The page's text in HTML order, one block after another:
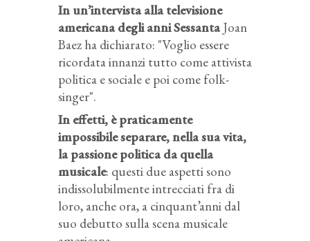
In un’intervista alla televisione
americana degli anni SessantaJoan
Baez ha dichiarato: "Voglio essere
ricordata innanzi tutto come attivista
politica e sociale e poi come folk-
singer".
In effetti, è praticamente
impossibile separare, nella sua vita,
la passione politica da quella
musicale: questi due aspetti sono
indissolubilmente intrecciati fra di
loro, anche ora, a cinquant’anni dal
suo debutto sulla scena musicale